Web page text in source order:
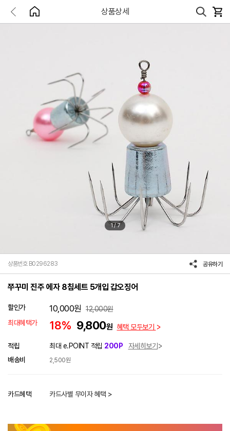
상품상세
1/7
상품번호 B0296283 공유하기
쭈꾸미 진주 에자 8침세트 5개입 갑오징어
할인가 10,000원 12,000원
최대혜택가
18% 9,800원 혜택 모두보기
적립 최대 e.POINT 적립 200P
자세히보기
배송비
2,500원
카드혜택 카드사별 무이자 혜택 >